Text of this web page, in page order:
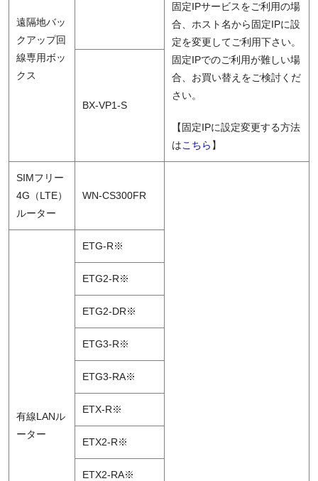
遠隔地バッ
クアップ回
線専用ボッ
クス
固定IPサービスをご利用の場
合、ホスト名から固定IPに設
定を変更してご利用下さい。
固定IPでのご利用が難しい場
合、お買い替えをご検討くだ
さい。
【固定IPに設定変更する方法
は こちら 】
BX-VP1-S
SIMフリー
4G（LTE）
ルーター
WN-CS300FR
有線LANル
ーター
ETG-R※
ETG2-R※
ETG2-DR※
ETG3-R※
ETG3-RA※
ETX-R※
ETX2-R※
ETX2-RA※